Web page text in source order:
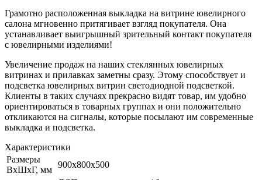
Грамотно расположенная выкладка на витрине ювелирного
салона мгновенно притягивает взгляд покупателя. Она
устанавливает выигрышный зрительный контакт покупателя
с ювелирными изделиями!
Увеличение продаж на наших стеклянных ювелирных
витринах и прилавках заметны сразу. Этому способствует и
подсветка ювелирных витрин светодиодной подсветкой.
Клиенты в таких случаях прекрасно видят товар, им удобно
ориентироваться в товарных группах и они положительно
откликаются на сигналы, которые посылают им современные
выкладка и подсветка.
Характеристики
Размеры
ВхШхГ, мм
900х800х500